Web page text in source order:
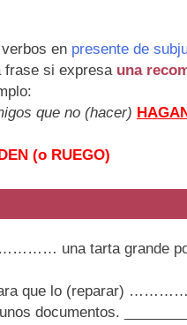
en presente de
frase si expresa una
que no (hacer) HAGAN
(o RUEGO)
una tarta grande
que lo (reparar)